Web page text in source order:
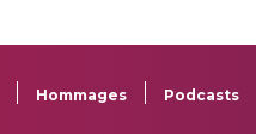
Sacem
des œuvres
Hommages Podcasts